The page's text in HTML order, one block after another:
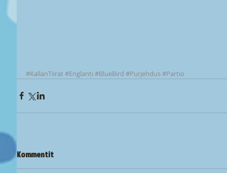
#KallanTiirat #Englanti #BlueBird #Purjehdus#Partio
Kommentit